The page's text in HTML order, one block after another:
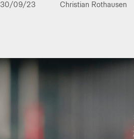
30/09/23 Christian Rothausen